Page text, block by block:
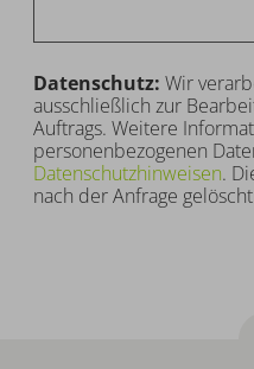
Datenschutz:Wir
ausschließlich zur
Auftrags. Weitere
personenbezogenen
Datenschutzhinweisen.
nach der Anfrage